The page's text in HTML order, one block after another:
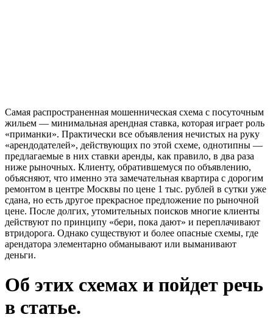
Самая распространенная мошенническая схема с посуточным
жильем — минимальная арендная ставка, которая играет роль
«приманки». Практически все объявления нечистых на руку
«арендодателей», действующих по этой схеме, однотипны —
предлагаемые в них ставки аренды, как правило, в два раза
ниже рыночных. Клиенту, обратившемуся по объявлению,
объясняют, что именно эта замечательная квартира с дорогим
ремонтом в центре Москвы по цене 1 тыс. рублей в сутки уже
сдана, но есть другое прекрасное предложение по рыночной
цене. После долгих, утомительных поисков многие клиенты
действуют по принципу «бери, пока дают» и переплачивают
втридорога. Однако существуют и более опасные схемы, где
арендатора элементарно обманывают или выманивают
деньги.
Об этих схемах и пойдет речь
в статье.